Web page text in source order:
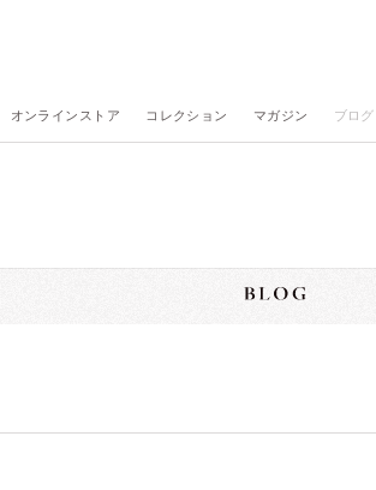
オンラインストア コレクション マガジン ブログ